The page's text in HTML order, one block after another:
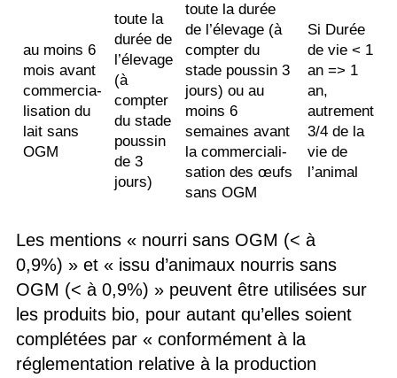
au moins 6
mois avant
commercia-
lisation du
lait sans
OGM
toute la
durée de
l’élevage
(à
compter
du stade
poussin
de 3
jours)
toute la durée
de l’élevage (à
compter du
stade poussin 3
jours) ou au
moins 6
semaines avant
la commerciali-
sation des œufs
sans OGM
Si Durée
de vie < 1
an => 1
an,
autrement
3/4 de la
vie de
l’animal
Les mentions « nourri sans OGM (< à
0,9%) » et « issu d’animaux nourris sans
OGM (< à 0,9%) » peuvent être utilisées sur
les produits bio, pour autant qu’elles soient
complétées par « conformément à la
réglementation relative à la production